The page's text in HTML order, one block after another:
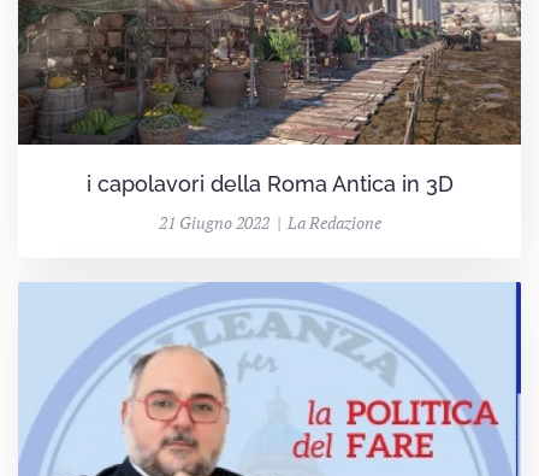
i capolavori della Roma Antica in 3D
21 Giugno 2022 | La Redazione